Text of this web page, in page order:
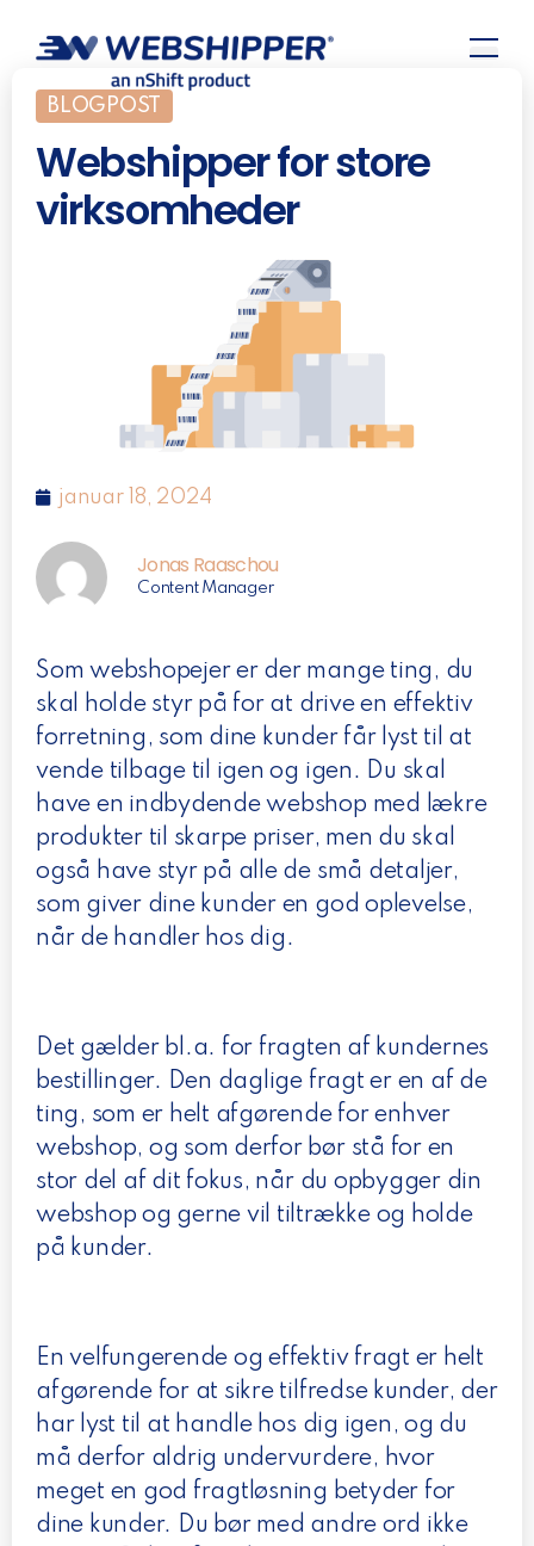
BLOGPOST
Webshipper for store
virksomheder
januar 18, 2024
Jonas Raaschou
Content Manager
Som webshopejer er der mange ting, du
skal holde styr på for at drive en effektiv
forretning, som dine kunder får lyst til at
vende tilbage til igen og igen. Du skal
have en indbydende webshop med lækre
produkter til skarpe priser, men du skal
også have styr på alle de små detaljer,
som giver dine kunder en god oplevelse,
når de handler hos dig.
Det gælder bl.a. for fragten af kundernes
bestillinger. Den daglige fragt er en af de
ting, som er helt afgørende for enhver
webshop, og som derfor bør stå for en
stor del af dit fokus, når du opbygger din
webshop og gerne vil tiltrække og holde
på kunder.
En velfungerende og effektiv fragt er helt
afgørende for at sikre tilfredse kunder, der
har lyst til at handle hos dig igen, og du
må derfor aldrig undervurdere, hvor
meget en god fragtløsning betyder for
dine kunder. Du bør med andre ord ikke